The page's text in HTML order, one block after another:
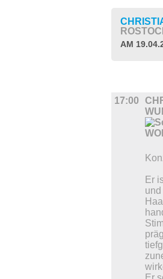
AM
17:00
Er